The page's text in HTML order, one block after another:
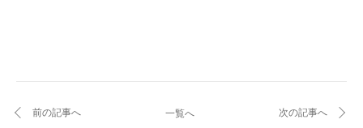
前の記事へ 一覧へ 次の記事へ